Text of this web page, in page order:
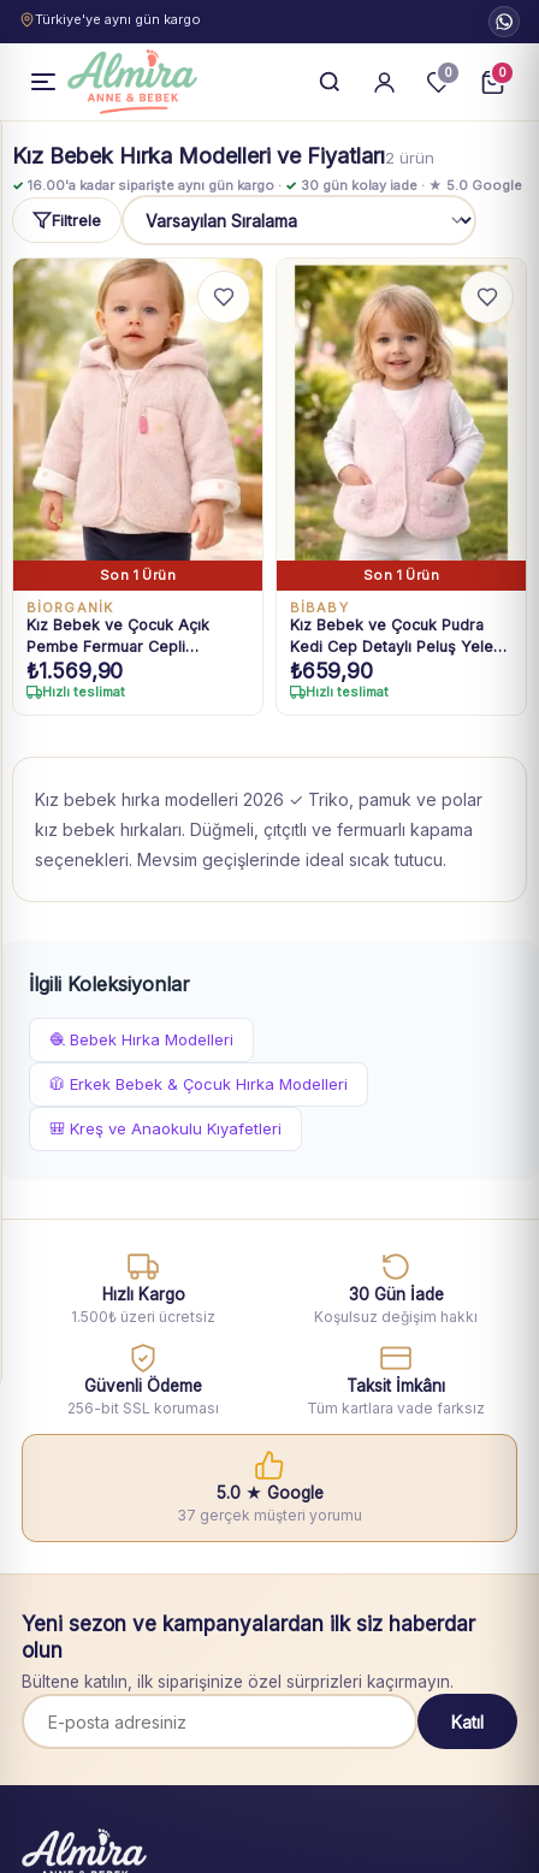
Türkiye'ye aynı gün kargo
0 0
Kız Bebek Hırka Modelleri ve Fiyatları2 ürün
✓ 16.00'a kadar siparişte aynı gün kargo · ✓ 30 gün kolay iade · ★ 5.0 Google
Filtrele
Sıralama
Son 1 Ürün
BIORGANIK
Kız Bebek ve Çocuk Açık
Pembe Fermuar Cepli
Kapüşonlu Peluş Mont 6 Ay-3
Yaş
₺1.569,90
Hızlı teslimat
Son 1 Ürün
BIBABY
Kız Bebek ve Çocuk Pudra
Kedi Cep Detaylı Peluş Yelek
6 Ay-3 Yaş
₺659,90
Hızlı teslimat
Kız bebek hırka modelleri 2026 ✓ Triko, pamuk ve polar
kız bebek hırkaları. Düğmeli, çıtçıtlı ve fermuarlı kapama
seçenekleri. Mevsim geçişlerinde ideal sıcak tutucu.
İlgili Koleksiyonlar
🧶 Bebek Hırka Modelleri
🧥 Erkek Bebek & Çocuk Hırka Modelleri
🎒 Kreş ve Anaokulu Kıyafetleri
Hızlı Kargo
1.500₺ üzeri ücretsiz
30 Gün İade
Koşulsuz değişim hakkı
Güvenli Ödeme
256-bit SSL koruması
Taksit İmkânı
Tüm kartlara vade farksız
5.0 ★ Google
37 gerçek müşteri yorumu
Yeni sezon ve kampanyalardan ilk siz haberdar
olun
Bültene katılın, ilk siparişinize özel sürprizleri kaçırmayın.
Katıl